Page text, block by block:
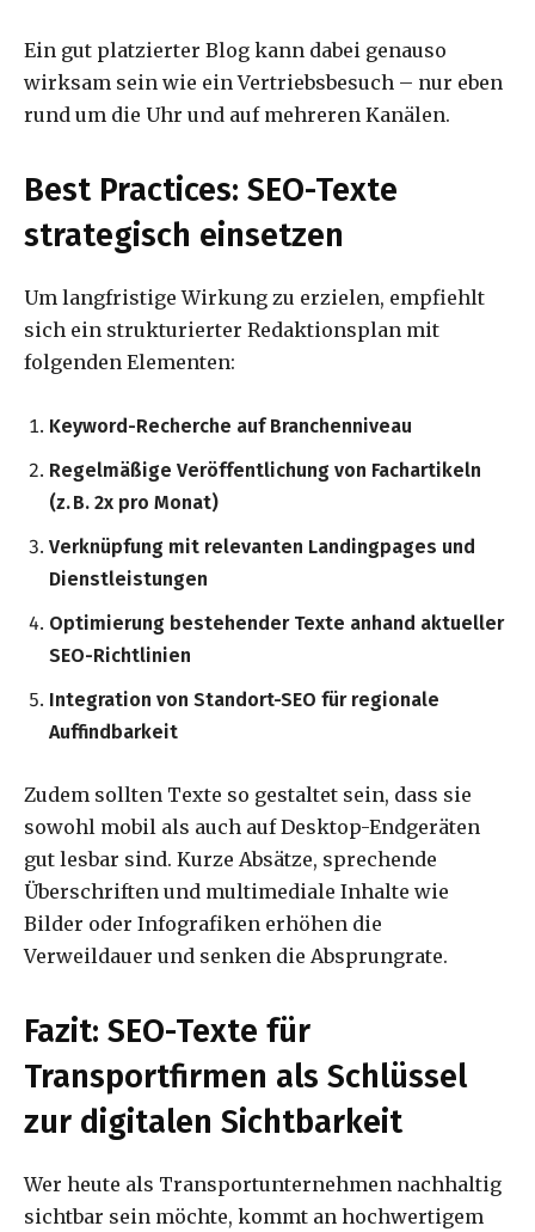
Ein gut platzierter Blog kann dabei genauso
wirksam sein wie ein Vertriebsbesuch – nur eben
rund um die Uhr und auf mehreren Kanälen.
Best Practices: SEO-Texte
strategisch einsetzen
Um langfristige Wirkung zu erzielen, empfiehlt
sich ein strukturierter Redaktionsplan mit
folgenden Elementen:
Keyword-Recherche auf Branchenniveau
Regelmäßige Veröffentlichung von Fachartikeln
(z. B. 2x pro Monat)
Verknüpfung mit relevanten Landingpages und
Dienstleistungen
Optimierung bestehender Texte anhand aktueller
SEO-Richtlinien
Integration von Standort-SEO für regionale
Auffindbarkeit
Zudem sollten Texte so gestaltet sein, dass sie
sowohl mobil als auch auf Desktop-Endgeräten
gut lesbar sind. Kurze Absätze, sprechende
Überschriften und multimediale Inhalte wie
Bilder oder Infografiken erhöhen die
Verweildauer und senken die Absprungrate.
Fazit: SEO-Texte für
Transportfirmen als Schlüssel
zur digitalen Sichtbarkeit
Wer heute als Transportunternehmen nachhaltig
sichtbar sein möchte, kommt an hochwertigem